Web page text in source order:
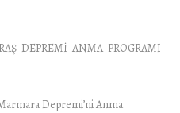
DEPREMİ ANMA PROGRAMI
Depremi’ni Anma